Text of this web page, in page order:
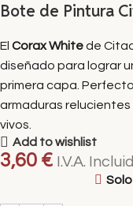
Bote de Pintura
El Corax Whitede
diseñado para lograr
primera capa.
armaduras
vivos.
Add to wishlist
3,60 € I.V.A.